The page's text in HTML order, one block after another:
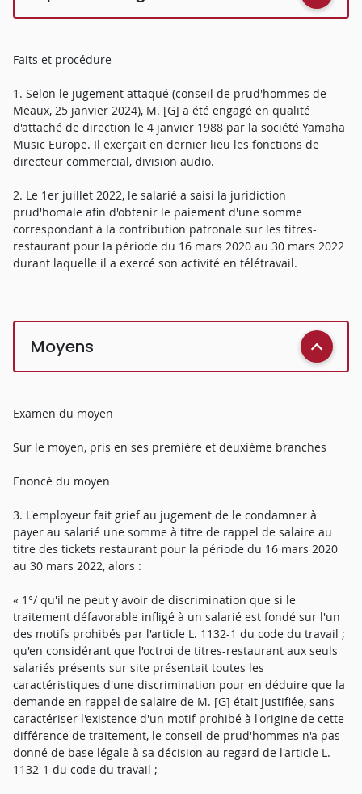
Faits et procédure
1. Selon le jugement attaqué (conseil de prud'hommes de
Meaux, 25 janvier 2024), M. [G] a été engagé en qualité
d'attaché de direction le 4 janvier 1988 par la société Yamaha
Music Europe. Il exerçait en dernier lieu les fonctions de
directeur commercial, division audio.
2. Le 1er juillet 2022, le salarié a saisi la juridiction
prud'homale afin d'obtenir le paiement d'une somme
correspondant à la contribution patronale sur les titres-
restaurant pour la période du 16 mars 2020 au 30 mars 2022
durant laquelle il a exercé son activité en télétravail.
Moyens
Examen du moyen
Sur le moyen, pris en ses première et deuxième branches
Enoncé du moyen
3. L'employeur fait grief au jugement de le condamner à
payer au salarié une somme à titre de rappel de salaire au
titre des tickets restaurant pour la période du 16 mars 2020
au 30 mars 2022, alors :
« 1°/ qu'il ne peut y avoir de discrimination que si le
traitement défavorable infligé à un salarié est fondé sur l'un
des motifs prohibés par l'article L. 1132-1 du code du travail ;
qu'en considérant que l'octroi de titres-restaurant aux seuls
salariés présents sur site présentait toutes les
caractéristiques d'une discrimination pour en déduire que la
demande en rappel de salaire de M. [G] était justifiée, sans
caractériser l'existence d'un motif prohibé à l'origine de cette
différence de traitement, le conseil de prud'hommes n'a pas
donné de base légale à sa décision au regard de l'article L.
1132-1 du code du travail ;